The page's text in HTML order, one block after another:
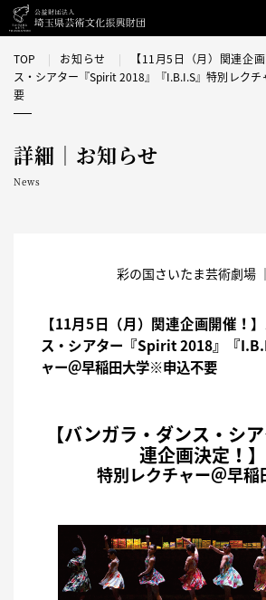
TOP お知らせ
【11月5日（月）関連企
ス・シアター『Spirit 2018』『I.B.I.S』特別レク
要
詳細｜お知らせ
News
彩の国さいたま芸術劇場 ｜
【11月5日（月）関連企画開催！
ス・シアター『Spirit 2018』『
ャー＠早稲田大学※申込不要
【バンガラ・ダンス・シ
連企画決定！】
特別レクチャー＠早稲